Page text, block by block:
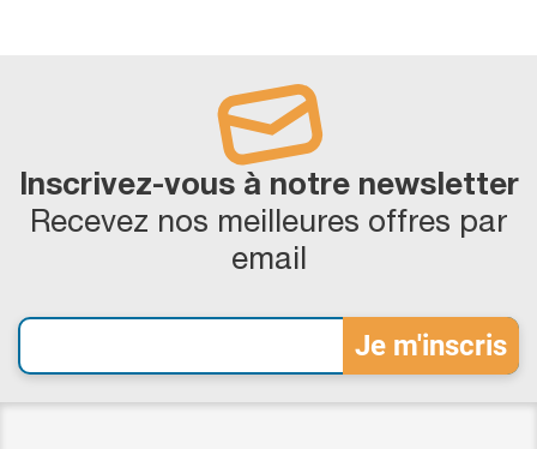
Inscrivez-vous à notre newsletter
Recevez nos meilleures offres par
email